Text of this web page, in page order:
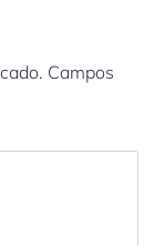
Campos